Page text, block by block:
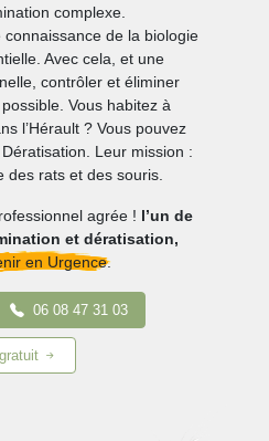
complexe.
de la biologie
Avec cela, et une
contrôler et éliminer
Vous habitez à
l’Hérault ? Vous pouvez
Leur mission :
des rats et des souris.
agrée ! l’un de
et dératisation,
en Urgence.
06 08 47 31 03